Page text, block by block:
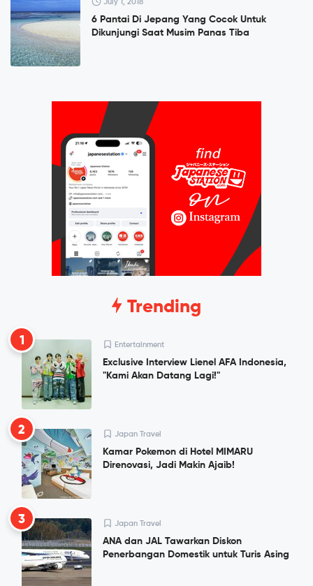
6 Pantai Di Jepang Yang Cocok Untuk
Dikunjungi Saat Musim Panas Tiba
Trending
1 Entertainment
Exclusive Interview Lienel AFA Indonesia,
"Kami Akan Datang Lagi!"
2 Japan Travel
Kamar Pokemon di Hotel MIMARU
Direnovasi, Jadi Makin Ajaib!
3 Japan Travel
ANA dan JAL Tawarkan Diskon
Penerbangan Domestik untuk Turis Asing